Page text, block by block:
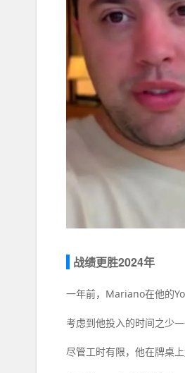
战绩更胜2024年
一年前，Mariano在他的
考虑到他投入的时间之少
尽管工时有限，他在牌桌